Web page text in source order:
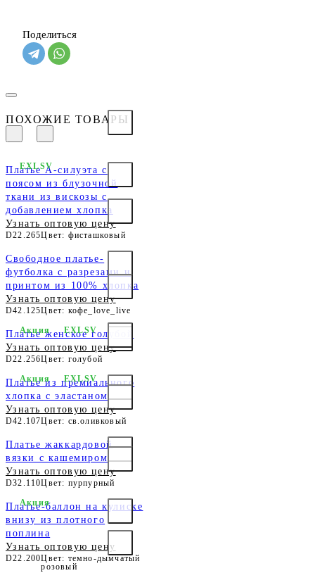
Поделиться
ПОХОЖИЕ ТОВАРЫ
Платье А-силуэта с
поясом из блузочной
ткани из вискозы с
добавлением хлопка
Узнать оптовую цену
D22.265Цвет: фисташковый
EXLSV
Свободное платье-
футболка с разрезами и
принтом из 100% хлопка
Узнать оптовую цену
D42.125Цвет: кофе_love_live
Платье женское голубой
Узнать оптовую цену
D22.256Цвет: голубой
Акция EXLSV
Платье из премиального
хлопка с эластаном
Узнать оптовую цену
D42.107Цвет: св.оливковый
Акция EXLSV
Платье жаккардовой
вязки с кашемиром
Узнать оптовую цену
D32.110Цвет: пурпурный
Платье-баллон на кулиске
внизу из плотного
поплина
Узнать оптовую цену
D22.200Цвет: темно-дымчатый
розовый
Акция